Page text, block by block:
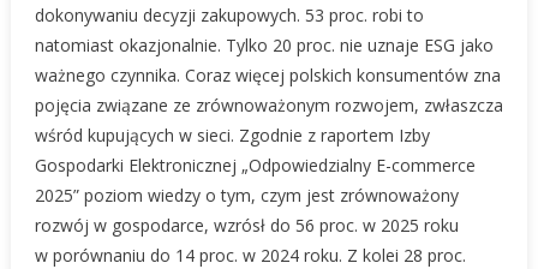
dokonywaniu decyzji zakupowych. 53 proc. robi to
natomiast okazjonalnie. Tylko 20 proc. nie uznaje ESG jako
ważnego czynnika. Coraz więcej polskich konsumentów zna
pojęcia związane ze zrównoważonym rozwojem, zwłaszcza
wśród kupujących w sieci. Zgodnie z raportem Izby
Gospodarki Elektronicznej „Odpowiedzialny E-commerce
2025” poziom wiedzy o tym, czym jest zrównoważony
rozwój w gospodarce, wzrósł do 56 proc. w 2025 roku
w porównaniu do 14 proc. w 2024 roku. Z kolei 28 proc.